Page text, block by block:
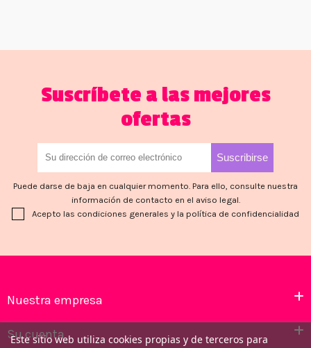
Suscríbete a las mejores
ofertas
Puede darse de baja en cualquier momento. Para ello, consulte nuestra
información de contacto en el aviso legal.
Acepto las condiciones generales y la política de confidencialidad
Nuestra empresa
Su cuenta
Este sitio web utiliza cookies propias y de terceros para